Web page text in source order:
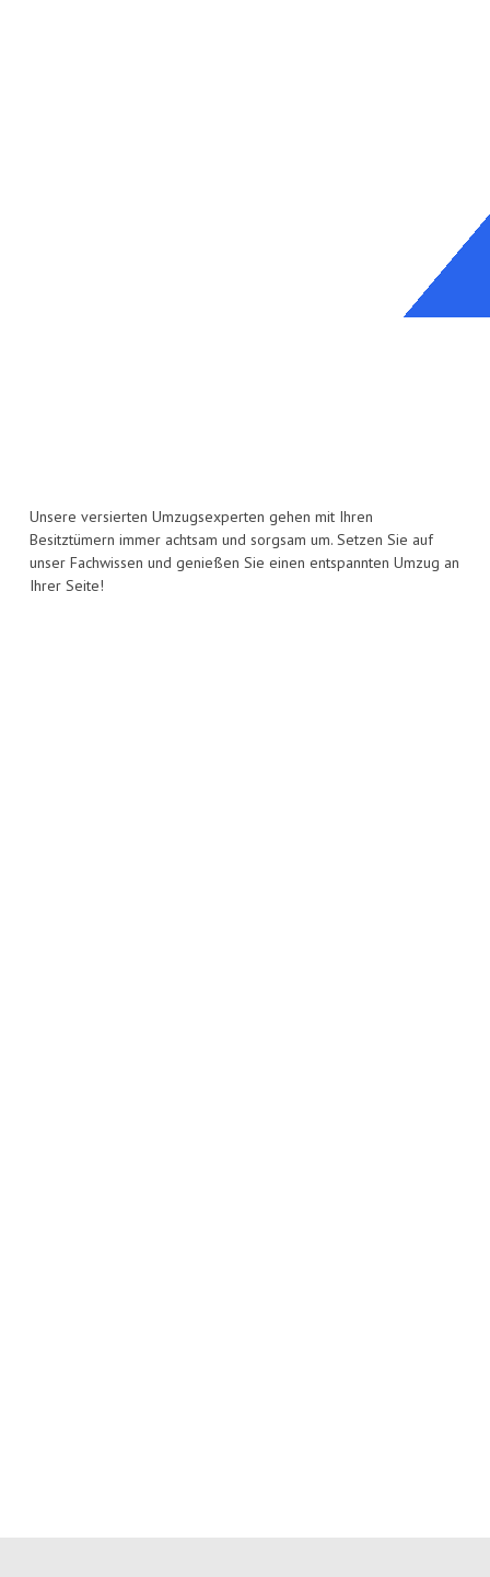
Unsere versierten Umzugsexperten gehen mit Ihren
Besitztümern immer achtsam und sorgsam um. Setzen Sie auf
unser Fachwissen und genießen Sie einen entspannten Umzug an
Ihrer Seite!